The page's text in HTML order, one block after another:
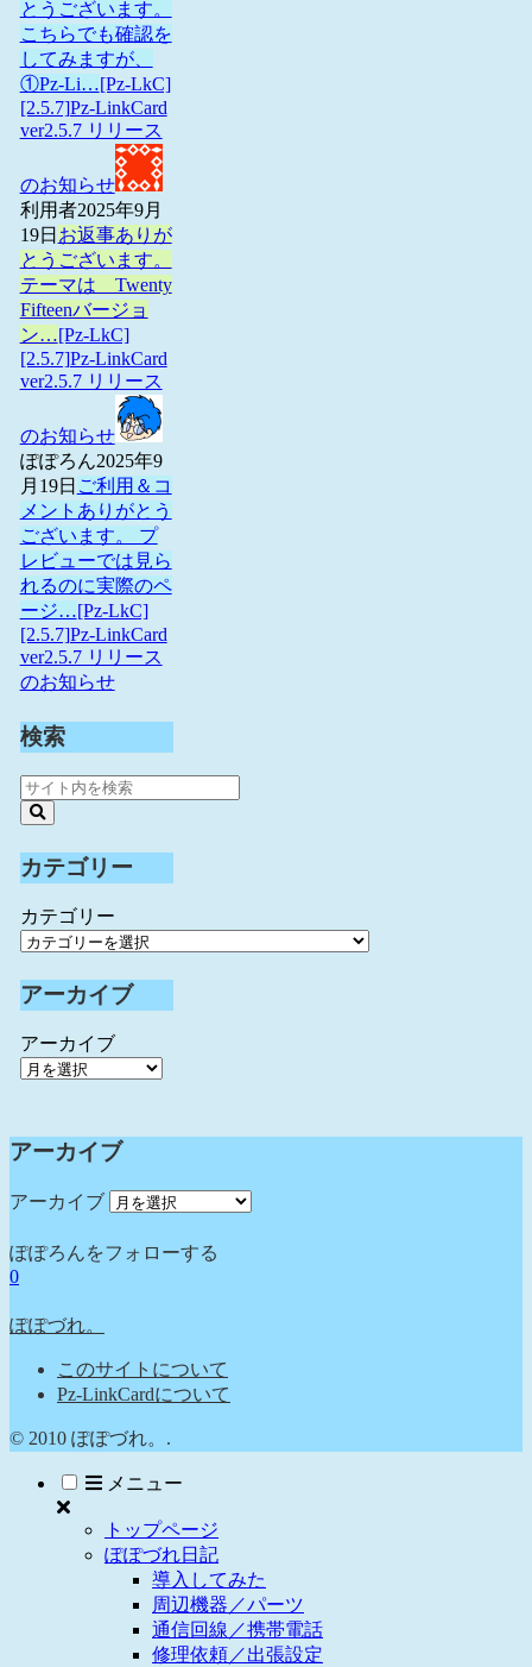
とうございます。
こちらでも確認を
してみますが、
①Pz-Li…[Pz-LkC]
[2.5.7]Pz-LinkCard
ver2.5.7 リリース
のお知らせ
利用者2025年9月
19日 お返事ありが
とうございます。
テーマは Twenty
Fifteenバージョ
ン…[Pz-LkC]
[2.5.7]Pz-LinkCard
ver2.5.7 リリース
のお知らせ
ぽぽろん2025年9
月19日 ご利用＆コ
メントありがとう
ございます。 プ
レビューでは見ら
れるのに実際のペ
ージ…[Pz-LkC]
[2.5.7]Pz-LinkCard
ver2.5.7 リリース
のお知らせ
検索
カテゴリー
カテゴリー
アーカイブ
アーカイブ
アーカイブ
アーカイブ
ぽぽろんをフォローする
0
ぽぽづれ。
このサイトについて
Pz-LinkCardについて
© 2010 ぽぽづれ。.
メニュー
トップページ
ぽぽづれ日記
導入してみた
周辺機器／パーツ
通信回線／携帯電話
修理依頼／出張設定